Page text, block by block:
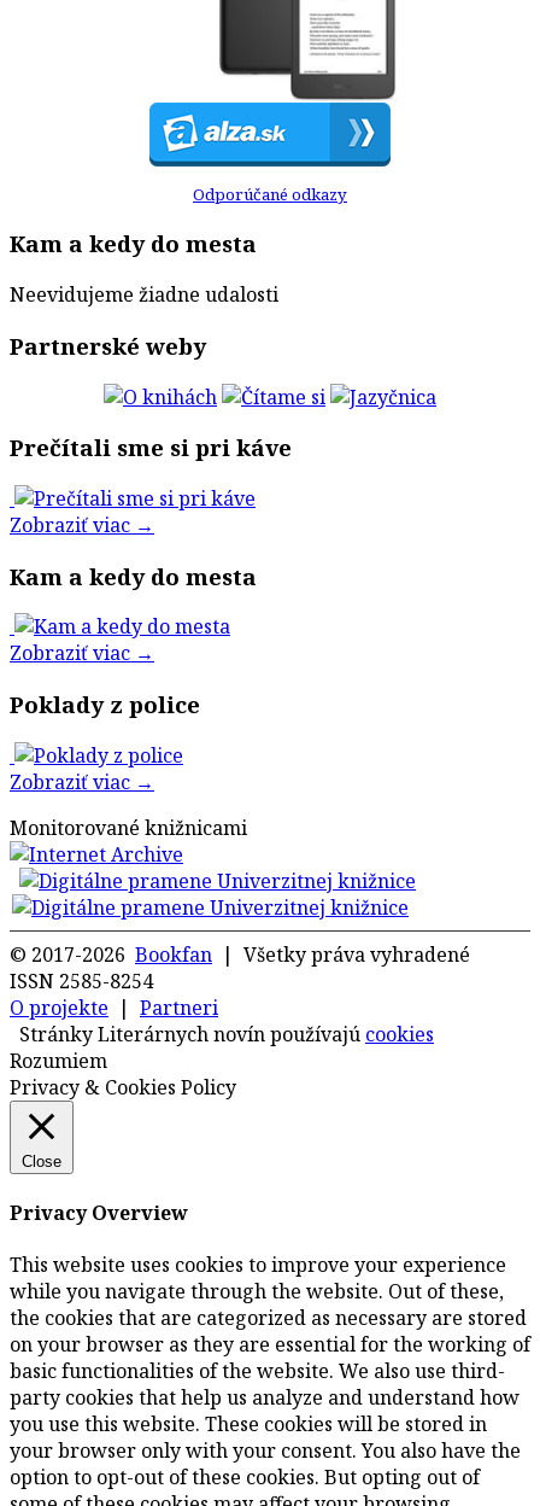
Odporúčané odkazy
Kam a kedy do mesta
Neevidujeme žiadne udalosti
Partnerské weby
Prečítali sme si pri káve
Zobraziť viac →
Kam a kedy do mesta
Zobraziť viac →
Poklady z police
Zobraziť viac →
Monitorované knižnicami
© 2017-2026 Bookfan | Všetky práva vyhradené
ISSN 2585-8254
O projekte | Partneri
Stránky Literárnych novín používajú cookies
Rozumiem
Privacy & Cookies Policy
Close
Privacy Overview
This website uses cookies to improve your experience
while you navigate through the website. Out of these,
the cookies that are categorized as necessary are stored
on your browser as they are essential for the working of
basic functionalities of the website. We also use third-
party cookies that help us analyze and understand how
you use this website. These cookies will be stored in
your browser only with your consent. You also have the
option to opt-out of these cookies. But opting out of